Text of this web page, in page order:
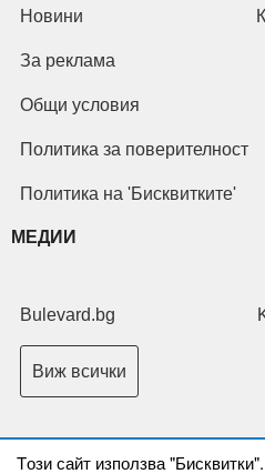
Tози сайт използва "Бисквитки".
Новини
За реклама
Общи условия
Политика за поверителност
Политика на 'Бисквитките'
МЕДИИ
Bulevard.bg
Виж всички